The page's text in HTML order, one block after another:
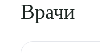
Врачи